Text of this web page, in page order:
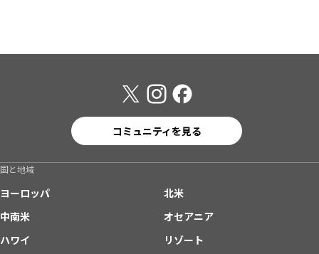
コミュニティを見る
国と地域
ヨーロッパ
北米
中南米
オセアニア
ハワイ
リゾート